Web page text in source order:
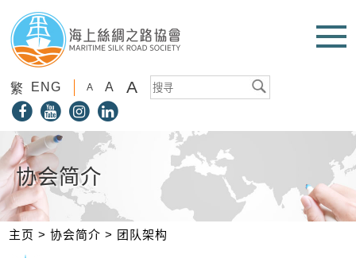
繁 ENG A A A
协会简介
主页 >协会简介 > 团队架构